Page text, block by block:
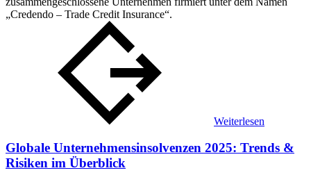
„Credendo – Trade Credit Insurance“.
Weiterlesen
Globale Unternehmensinsolvenzen 2025: Trends &
Risiken im Überblick